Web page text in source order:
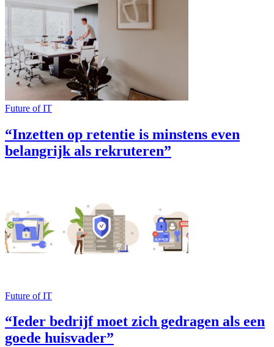
Future of IT
“Inzetten op retentie is minstens even
belangrijk als rekruteren”
Future of IT
“Ieder bedrijf moet zich gedragen als een
goede huisvader”